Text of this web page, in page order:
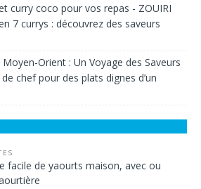
curry coco pour vos repas - ZOUIRI
7 currys : découvrez des saveurs
Orient : Un Voyage des Saveurs
chef pour des plats dignes d’un
facile de yaourts maison, avec ou